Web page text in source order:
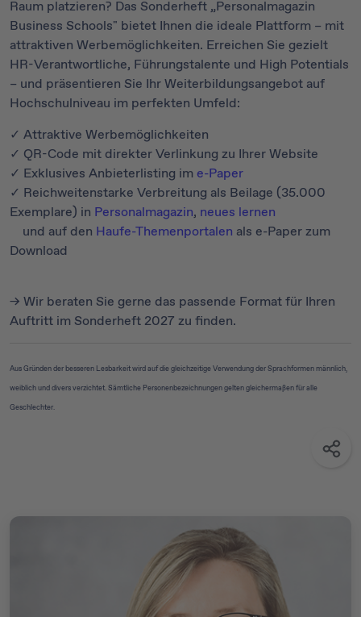
Raum platzieren? Das Sonderheft „Personalmagazin
Business Schools" bietet Ihnen die ideale Plattform – mit
attraktiven Werbemöglichkeiten. Erreichen Sie gezielt
HR-Verantwortliche, Führungstalente und High Potentials
– und präsentieren Sie Ihr Weiterbildungsangebot auf
Hochschulniveau im perfekten Umfeld:
✓ Attraktive Werbemöglichkeiten
✓ QR-Code mit direkter Verlinkung zu Ihrer Website
✓ Exklusives Anbieterlisting im e-Paper
✓ Reichweitenstarke Verbreitung als Beilage (35.000
Exemplare) in Personalmagazin, neues lernen
und auf den Haufe-Themenportalen als e-Paper zum
Download
→ Wir beraten Sie gerne das passende Format für Ihren
Auftritt im Sonderheft 2027 zu finden.
Aus Gründen der besseren Lesbarkeit wird auf die gleichzeitige Verwendung der Sprachformen männlich,
weiblich und divers verzichtet. Sämtliche Personenbezeichnungen gelten gleichermaßen für alle
Geschlechter.